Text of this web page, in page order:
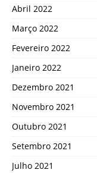
Abril 2022
Março 2022
Fevereiro 2022
Janeiro 2022
Dezembro 2021
Novembro 2021
Outubro 2021
Setembro 2021
Julho 2021